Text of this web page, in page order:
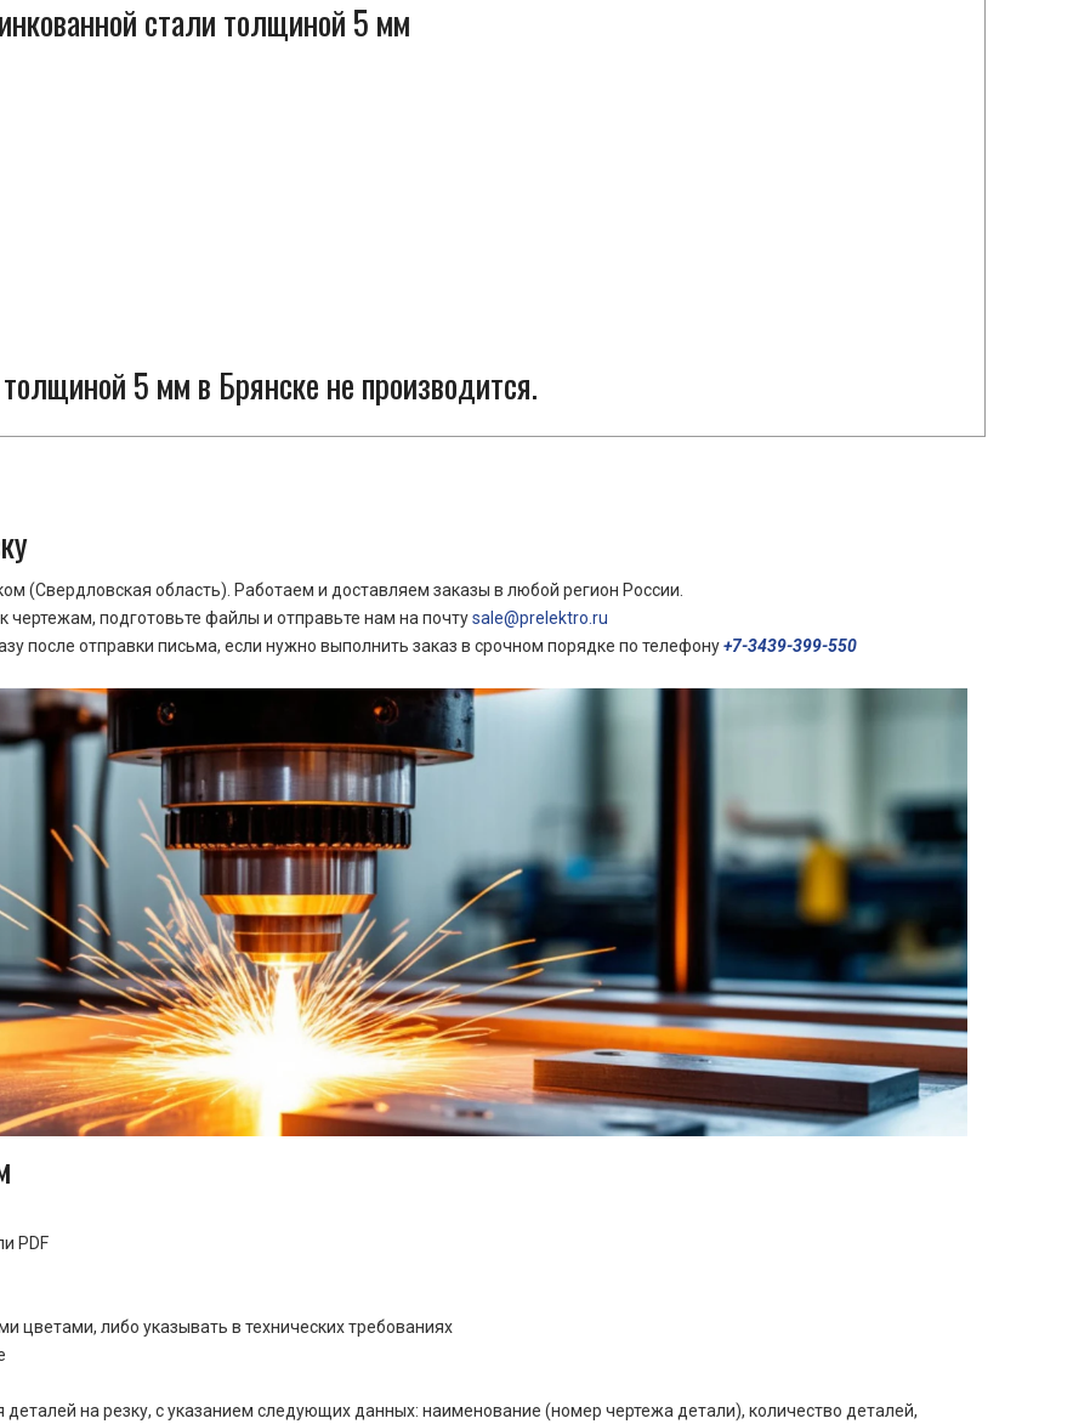
стали толщиной 5 мм
5 мм в Брянске не производится.
(Свердловская область). Работаем и доставляем заказы в любой регион России.
подготовьте файлы и отправьте нам на почтуsale@prelektro.ru
после отправки письма, если нужно выполнить заказ в срочном порядке по телефону+7-3439-399-550
PDF
цветами, либо указывать в технических требованиях
на резку, с указанием следующих данных: наименование (номер чертежа детали), количество деталей,